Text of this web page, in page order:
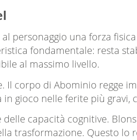
personaggio una forza
fondamentale: resta
al massimo livello.
Il corpo di Abominio regge
gioco nelle ferite più
capacità cognitive.
trasformazione. Questo lo